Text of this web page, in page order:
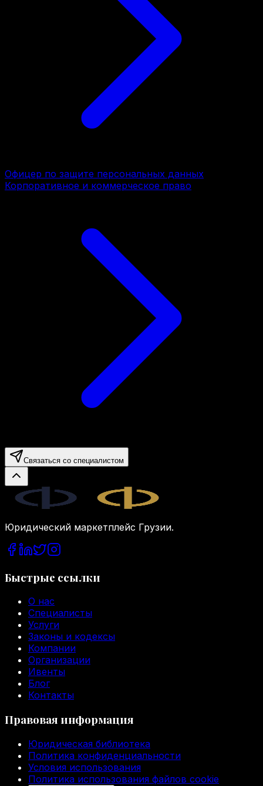
Офицер по защите персональных данных
Корпоративное и коммерческое право
Связаться со специалистом
Юридический маркетплейс Грузии.
Быстрые ссылки
О нас
Специалисты
Услуги
Законы и кодексы
Компании
Организации
Ивенты
Блог
Контакты
Правовая информация
Юридическая библиотека
Политика конфиденциальности
Условия использования
Политика использования файлов cookie